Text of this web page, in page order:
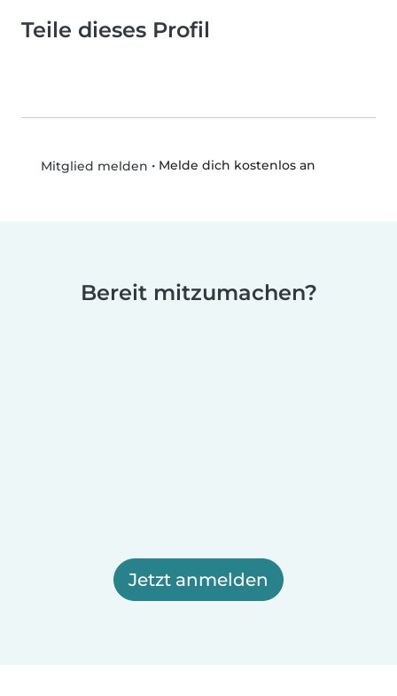
Teile dieses Profil
Mitglied melden • Melde dich kostenlos an
Bereit mitzumachen?
Jetzt anmelden